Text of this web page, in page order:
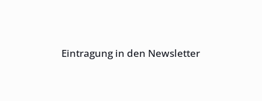
Eintragung in den Newsletter